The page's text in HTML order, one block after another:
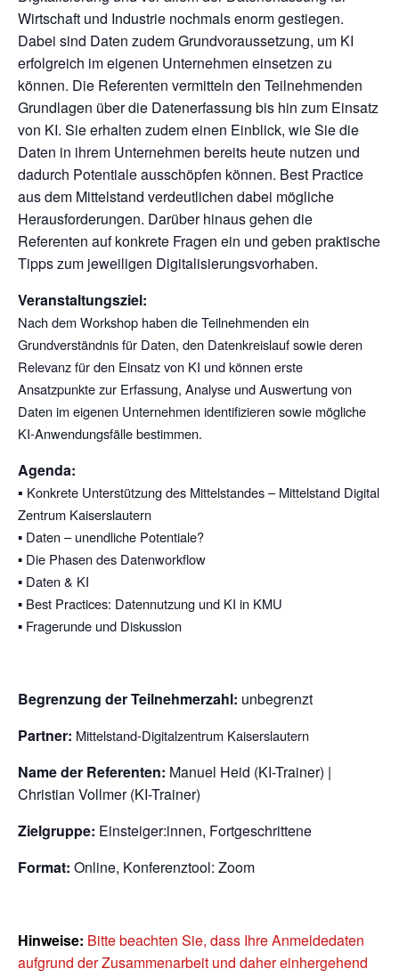
Wirtschaft und Industrie nochmals enorm gestiegen.
Dabei sind Daten zudem Grundvoraussetzung, um KI
erfolgreich im eigenen Unternehmen einsetzen zu
können. Die Referenten vermitteln den Teilnehmenden
Grundlagen über die Datenerfassung bis hin zum Einsatz
von KI. Sie erhalten zudem einen Einblick, wie Sie die
Daten in ihrem Unternehmen bereits heute nutzen und
dadurch Potentiale ausschöpfen können. Best Practice
aus dem Mittelstand verdeutlichen dabei mögliche
Herausforderungen. Darüber hinaus gehen die
Referenten auf konkrete Fragen ein und geben praktische
Tipps zum jeweiligen Digitalisierungsvorhaben.
Veranstaltungsziel:
Nach dem Workshop haben die Teilnehmendenein
Grundverständnis für Daten, den Datenkreislauf sowie deren
Relevanz für den Einsatz von KI und könnenerste
Ansatzpunkte zur Erfassung, Analyse und Auswertung von
Daten im eigenen Unternehmen identifizieren sowie mögliche
KI-Anwendungsfälle bestimmen.
Agenda:
▪ Konkrete Unterstützung des Mittelstandes – Mittelstand Digital
Zentrum Kaiserslautern
▪ Daten – unendliche Potentiale?
▪ Die Phasen des Datenworkflow
▪ Daten & KI
▪ Best Practices: Datennutzung und KI in KMU
▪ Fragerunde und Diskussion
Begrenzung der Teilnehmerzahl: unbegrenzt
Partner: Mittelstand-Digitalzentrum Kaiserslautern
Name der Referenten: Manuel Heid (KI-Trainer) |
Christian Vollmer (KI-Trainer)
Zielgruppe: Einsteiger:innen, Fortgeschrittene
Format: Online, Konferenztool: Zoom
Hinweise: Bitte beachten Sie, dass Ihre Anmeldedaten
aufgrund der Zusammenarbeit und daher einhergehend